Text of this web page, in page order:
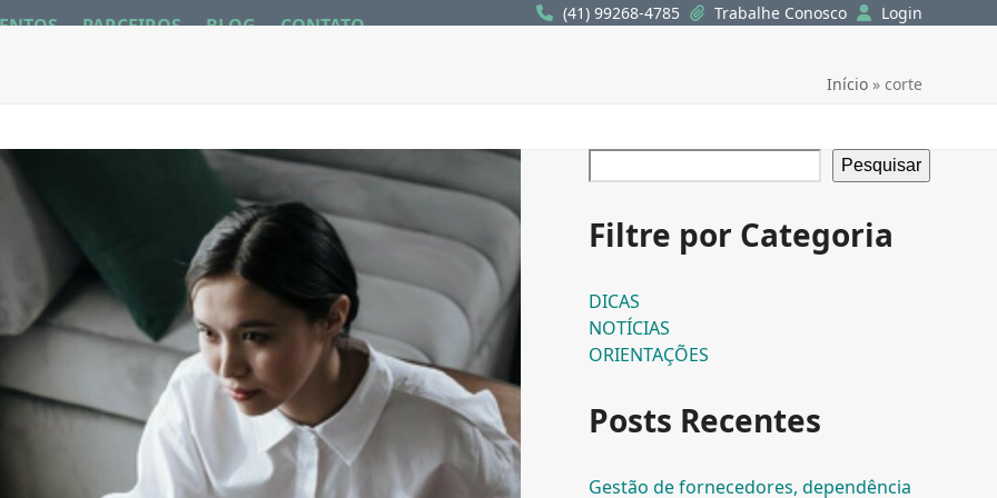
(41) 99268-4785 Trabalhe Conosco Login
PARCEIROS BLOG CONTATO
Início» corte
Pesquisar
Filtre por Categoria
DICAS
NOTÍCIAS
ORIENTAÇÕES
Posts Recentes
Gestão de fornecedores, dependência